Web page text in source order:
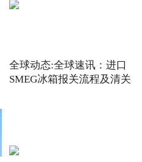
全球动态:全球速讯：进口
SMEG冰箱报关流程及清关